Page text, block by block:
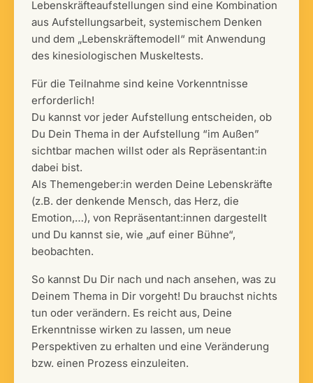
Lebenskräfteaufstellungen sind eine Kombination
aus Aufstellungsarbeit, systemischem Denken
und dem „Lebenskräftemodell“ mit Anwendung
des kinesiologischen Muskeltests.
Für die Teilnahme sind keine Vorkenntnisse
erforderlich!
Du kannst vor jeder Aufstellung entscheiden, ob
Du Dein Thema in der Aufstellung “im Außen”
sichtbar machen willst oder als Repräsentant:in
dabei bist.
Als Themengeber:in werden Deine Lebenskräfte
(z.B. der denkende Mensch, das Herz, die
Emotion,…), von Repräsentant:innen dargestellt
und Du kannst sie, wie „auf einer Bühne“,
beobachten.
So kannst Du Dir nach und nach ansehen, was zu
Deinem Thema in Dir vorgeht! Du brauchst nichts
tun oder verändern. Es reicht aus, Deine
Erkenntnisse wirken zu lassen, um neue
Perspektiven zu erhalten und eine Veränderung
bzw. einen Prozess einzuleiten.